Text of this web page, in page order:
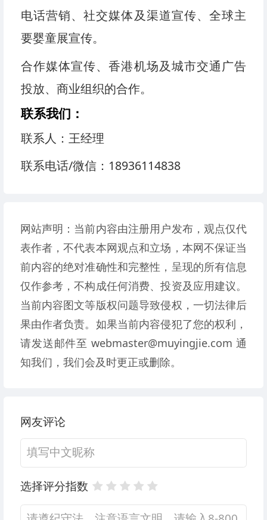
电话营销、社交媒体及渠道宣传、全球主
要婴童展宣传。
合作媒体宣传、香港机场及城市交通广告
投放、商业组织的合作。
联系我们：
联系人：王经理
联系电话/微信：18936114838
网站声明：当前内容由注册用户发布，观点仅代
表作者，不代表本网观点和立场，本网不保证当
前内容的绝对准确性和完整性，呈现的所有信息
仅作参考，不构成任何消费、投资及应用建议。
当前内容图文等版权问题导致侵权，一切法律后
果由作者负责。如果当前内容侵犯了您的权利，
请发送邮件至 webmaster@muyingjie.com 通
知我们，我们会及时更正或删除。
网友评论
选择评分指数